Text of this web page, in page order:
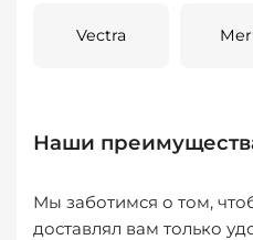
Vectra
Наши
Мы заботимся о том,
доставлял вам только